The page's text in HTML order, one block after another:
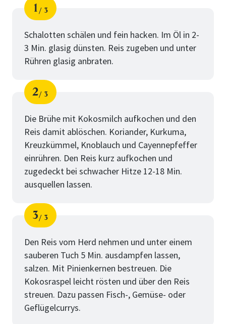
Schritt
1
von
3
Schalotten schälen und fein hacken. Im Öl in 2-
3 Min. glasig dünsten. Reis zugeben und unter
Rühren glasig anbraten.
Schritt
2
von
3
Die Brühe mit Kokosmilch aufkochen und den
Reis damit ablöschen. Koriander, Kurkuma,
Kreuzkümmel, Knoblauch und Cayennepfeffer
einrühren. Den Reis kurz aufkochen und
zugedeckt bei schwacher Hitze 12-18 Min.
ausquellen lassen.
Schritt
3
von
3
Den Reis vom Herd nehmen und unter einem
sauberen Tuch 5 Min. ausdampfen lassen,
salzen. Mit Pinienkernen bestreuen. Die
Kokosraspel leicht rösten und über den Reis
streuen. Dazu passen Fisch-, Gemüse- oder
Geflügelcurrys.